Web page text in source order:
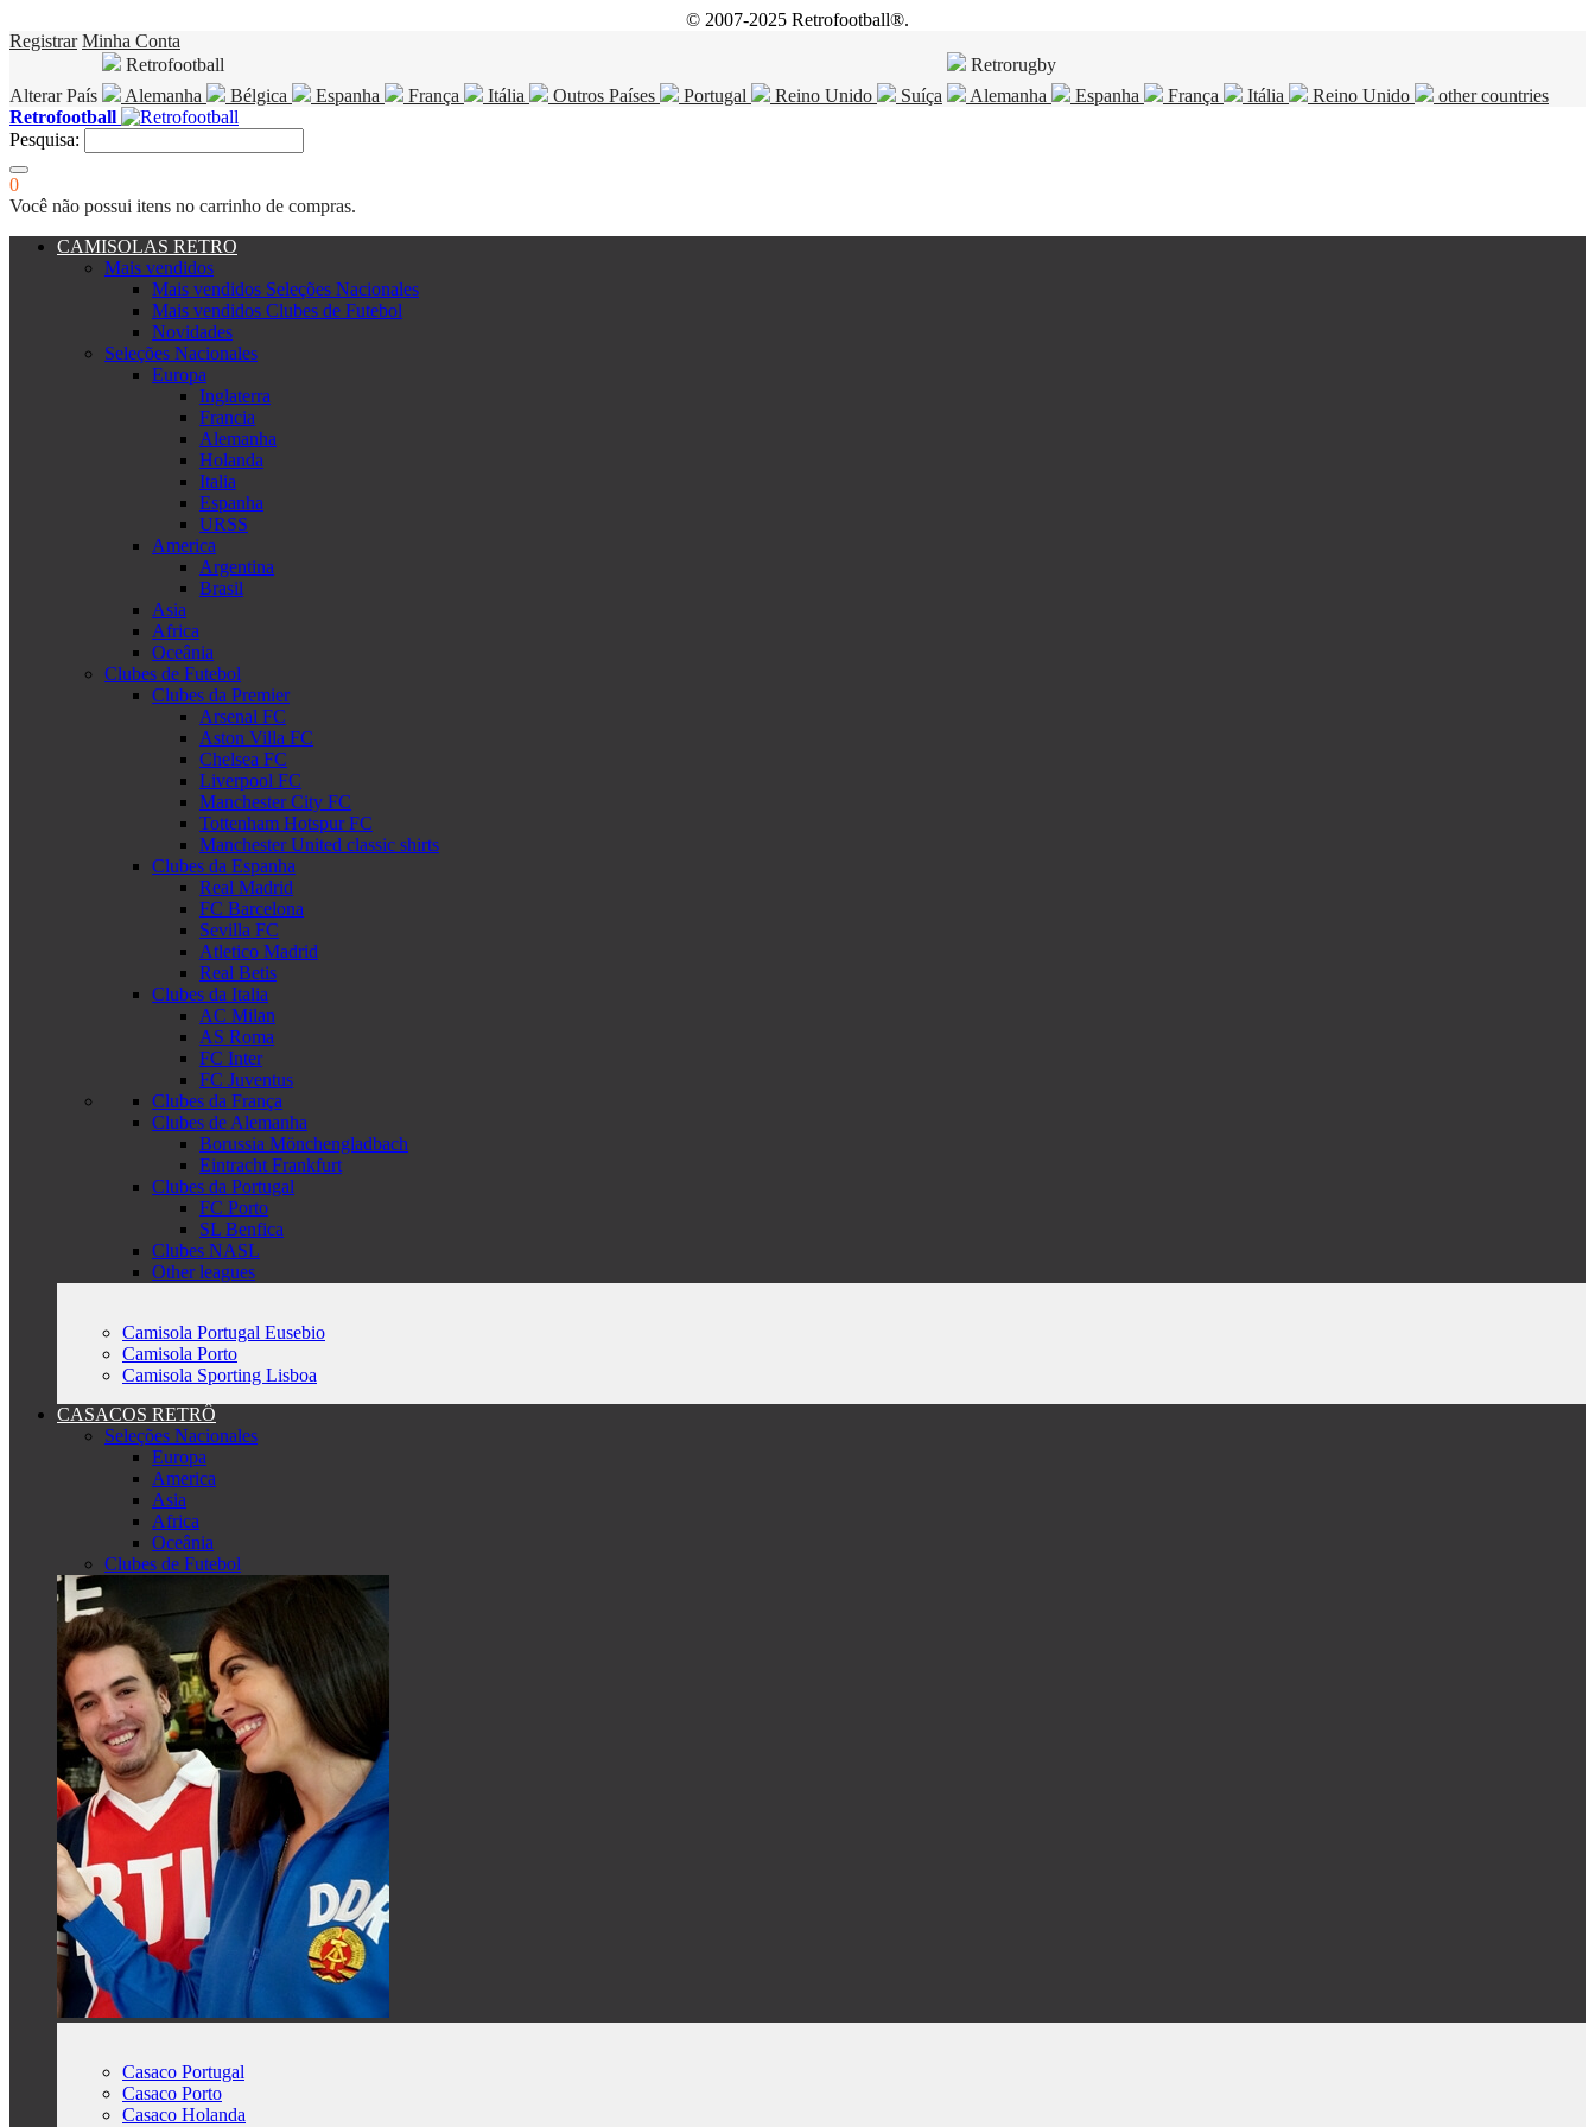
© 2007-2025 Retrofootball®.
Registrar Minha Conta
Alterar País
Retrofootball
Alemanha
Bélgica Espanha França Itália Outros Países Portugal Reino Unido Suíça
Retrorugby
Alemanha
Espanha França Itália Reino Unido
other countries
Retrofootball
Pesquisa:
0
Você não possui itens no carrinho de compras.
CAMISOLAS RETRO
Mais vendidos
Mais vendidos Seleções Nacionales
Mais vendidos Clubes de Futebol
Novidades
Seleções Nacionales
Europa
Inglaterra
Francia
Alemanha
Holanda
Italia
Espanha
URSS
America
Argentina
Brasil
Asia
Africa
Oceânia
Clubes de Futebol
Clubes da Premier
Arsenal FC
Aston Villa FC
Chelsea FC
Liverpool FC
Manchester City FC
Tottenham Hotspur FC
Manchester United classic shirts
Clubes da Espanha
Real Madrid
FC Barcelona
Sevilla FC
Atletico Madrid
Real Betis
Clubes da Italia
AC Milan
AS Roma
FC Inter
FC Juventus
Clubes da França
Clubes de Alemanha
Borussia Mönchengladbach
Eintracht Frankfurt
Clubes da Portugal
FC Porto
SL Benfica
Clubes NASL
Other leagues
Camisola Portugal Eusebio
Camisola Porto
Camisola Sporting Lisboa
CASACOS RETRÔ
Seleções Nacionales
Europa
America
Asia
Africa
Oceânia
Clubes de Futebol
Casaco Portugal
Casaco Porto
Casaco Holanda